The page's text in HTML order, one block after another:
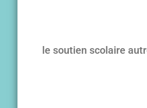
le soutien scolaire